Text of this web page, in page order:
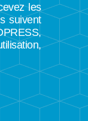
les
suivent